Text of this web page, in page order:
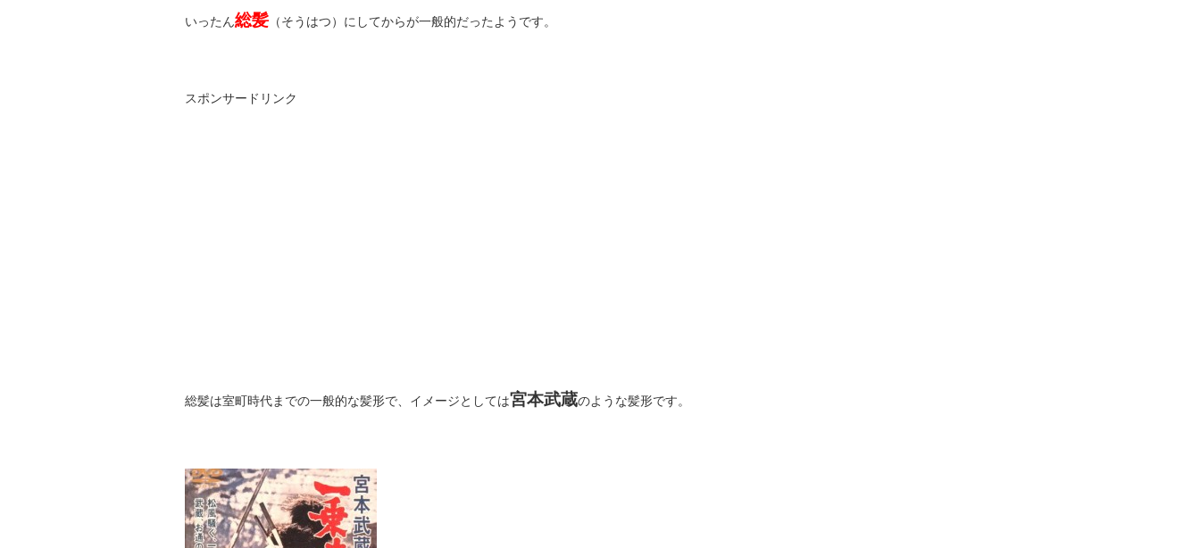
いったん総髪 （そうはつ）にしてからが一般的だったようです。
スポンサードリンク
総髪は室町時代までの一般的な髪形で、イメージとしては宮本武蔵のような髪形です。